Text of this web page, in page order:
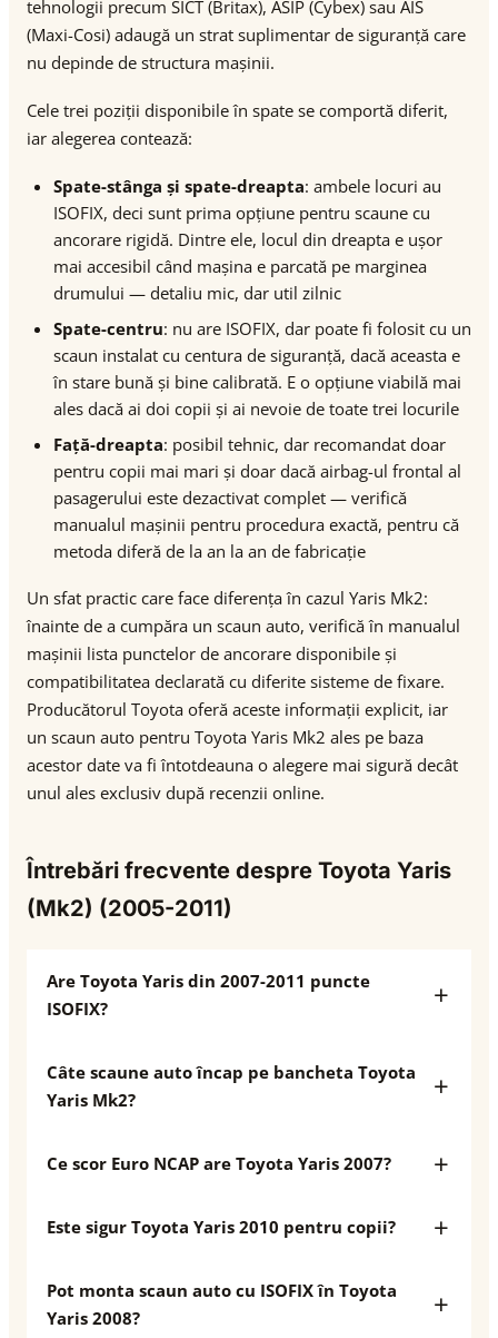
tehnologii precum SICT (Britax), ASIP (Cybex) sau AIS
(Maxi-Cosi) adaugă un strat suplimentar de siguranță care
nu depinde de structura mașinii.
Cele trei poziții disponibile în spate se comportă diferit,
iar alegerea contează:
Spate-stânga și spate-dreapta: ambele locuri au
ISOFIX, deci sunt prima opțiune pentru scaune cu
ancorare rigidă. Dintre ele, locul din dreapta e ușor
mai accesibil când mașina e parcată pe marginea
drumului — detaliu mic, dar util zilnic
Spate-centru: nu are ISOFIX, dar poate fi folosit cu un
scaun instalat cu centura de siguranță, dacă aceasta e
în stare bună și bine calibrată. E o opțiune viabilă mai
ales dacă ai doi copii și ai nevoie de toate trei locurile
Față-dreapta: posibil tehnic, dar recomandat doar
pentru copii mai mari și doar dacă airbag-ul frontal al
pasagerului este dezactivat complet — verifică
manualul mașinii pentru procedura exactă, pentru că
metoda diferă de la an la an de fabricație
Un sfat practic care face diferența în cazul Yaris Mk2:
înainte de a cumpăra un scaun auto, verifică în manualul
mașinii lista punctelor de ancorare disponibile și
compatibilitatea declarată cu diferite sisteme de fixare.
Producătorul Toyota oferă aceste informații explicit, iar
un scaun auto pentru Toyota Yaris Mk2 ales pe baza
acestor date va fi întotdeauna o alegere mai sigură decât
unul ales exclusiv după recenzii online.
Întrebări frecvente despre Toyota Yaris
(Mk2) (2005-2011)
Are Toyota Yaris din 2007-2011 puncte
ISOFIX?
Câte scaune auto încap pe bancheta Toyota
Yaris Mk2?
Ce scor Euro NCAP are Toyota Yaris 2007?
Este sigur Toyota Yaris 2010 pentru copii?
Pot monta scaun auto cu ISOFIX în Toyota
Yaris 2008?